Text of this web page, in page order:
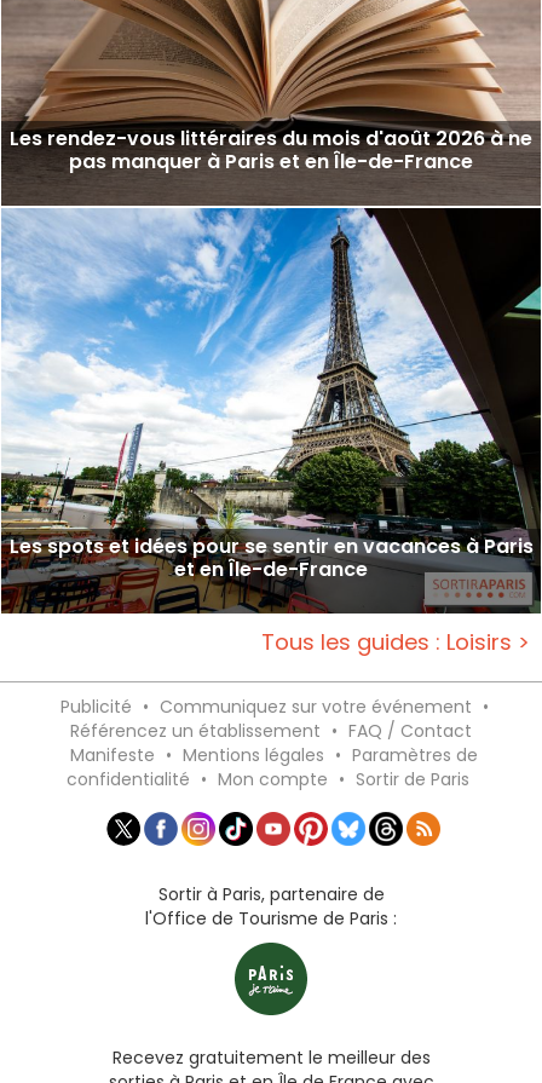
Les rendez-vous littéraires du mois d'août 2026 à ne
pas manquer à Paris et en Île-de-France
Les spots et idées pour se sentir en vacances à Paris
et en Île-de-France
Tous les guides : Loisirs >
Publicité • Communiquez sur votre événement •
Référencez un établissement • FAQ / Contact
Manifeste • Mentions légales • Paramètres de
confidentialité • Mon compte • Sortir de Paris
Sortir à Paris, partenaire de
l'Office de Tourisme de Paris :
Recevez gratuitement le meilleur des